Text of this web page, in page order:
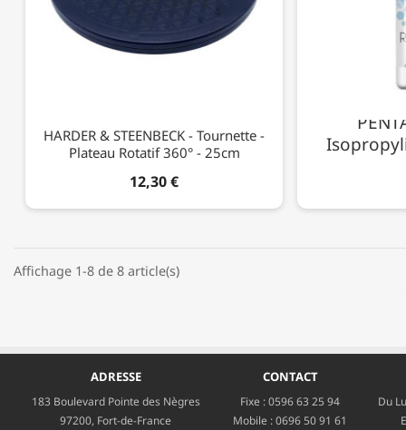
HARDER & STEENBECK - Tournette -
Plateau Rotatif 360° - 25cm
12,30 €
Affichage 1-8 de 8 article(s)
ADRESSE
183 Boulevard Pointe des Nègres
97200, Fort-de-France
CONTACT
Fixe :0596 63 25 94
Mobile :0696 50 91 61
Du